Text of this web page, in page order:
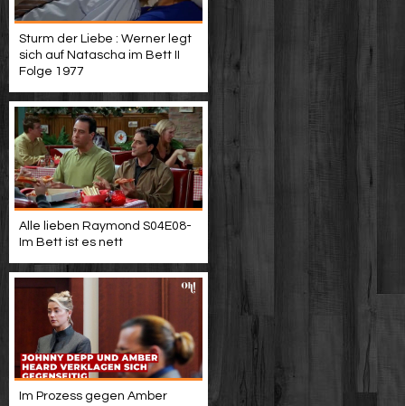
Sturm der Liebe : Werner legt
sich auf Natascha im Bett II
Folge 1977
Alle lieben Raymond S04E08-
Im Bett ist es nett
Im Prozess gegen Amber